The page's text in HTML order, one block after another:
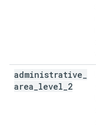
administrative
area level 2